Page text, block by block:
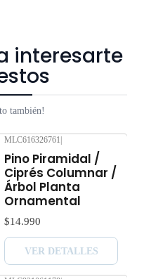
la Región Metropolitana.
y plantas son seres vivos
suficiente agua y luz o
afectados seriamente.
$80.000.
interesarte
también!
MLC616326761
Pino Piramidal /
Ciprés Columnar /
Árbol Planta
Ornamental
$14.990
VER DETALLES